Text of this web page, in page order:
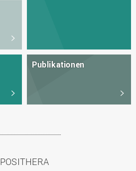
Publikationen
POSITHERA